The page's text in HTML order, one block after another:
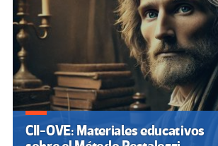
CII-OVE: Materiales educativos